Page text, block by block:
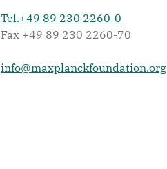
Tel.+49 89 230 2260-0
Fax +49 89 230 2260-70
info@maxplanckfoundation.org